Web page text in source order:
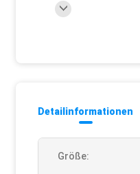
Detailinformationen
Größe: